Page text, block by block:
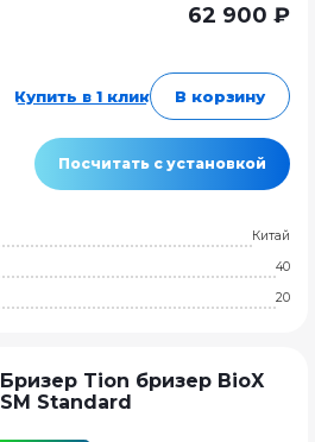
62 900 ₽
Купить в 1 клик В корзину
Посчитать с установкой
Китай
40
20
Бризер Tion бризер BioX
SM Standard